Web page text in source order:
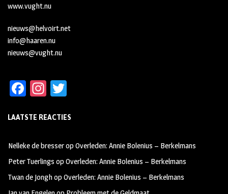
www.vught.nu
nieuws@helvoirt.net
info@haaren.nu
nieuws@vught.nu
Fa
b
oo
k
In
ag
m
tt
LAATSTE REACTIES
Nelleke de bresseropOverleden: Annie Bolenius – Berkelmans
Peter Tuerlings opOverleden: Annie Bolenius – Berkelmans
Twan de JonghopOverleden: Annie Bolenius – Berkelmans